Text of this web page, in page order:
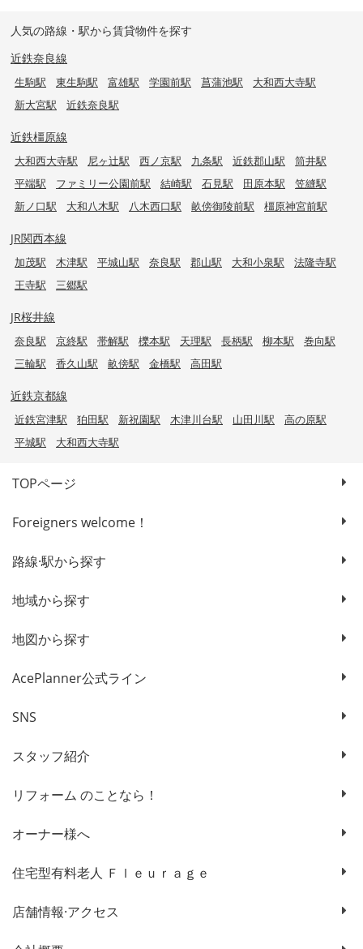
人気の路線・駅から賃貸物件を探す
近鉄奈良線
生駒駅 東生駒駅 富雄駅 学園前駅 菖蒲池駅
大和西大寺駅
新大宮駅
近鉄奈良駅
近鉄橿原線
大和西大寺駅 尼ヶ辻駅 西ノ京駅 九条駅 近鉄郡山駅
筒井駅
平端駅
ファミリー公園前駅 結崎駅 石見駅 田原本駅
笠縫駅
新ノ口駅
大和八木駅 八木西口駅 畝傍御陵前駅 橿原神宮前駅
JR関西本線
加茂駅 木津駅 平城山駅 奈良駅 郡山駅 大和小泉駅
法隆寺駅
王寺駅
三郷駅
JR桜井線
奈良駅 京終駅 帯解駅 櫟本駅 天理駅 長柄駅 柳本駅
巻向駅
三輪駅
香久山駅 畝傍駅 金橋駅 高田駅
近鉄京都線
近鉄宮津駅 狛田駅 新祝園駅 木津川台駅 山田川駅
高の原駅
平城駅
大和西大寺駅
TOPページ
Foreigners welcome！
路線·駅から探す
地域から探す
地図から探す
AcePlanner公式ライン
SNS
スタッフ紹介
リフォーム のことなら！
オーナー様へ
住宅型有料老人 Ｆｌｅｕｒａｇｅ
店舗情報·アクセス